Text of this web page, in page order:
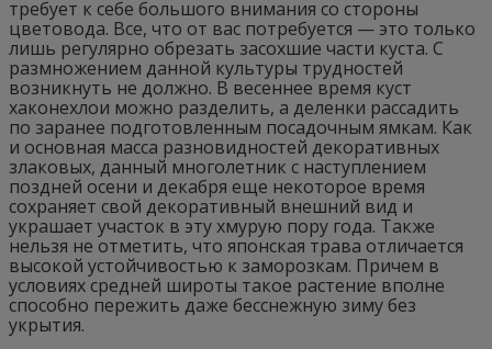
требует к себе большого внимания со стороны
цветовода. Все, что от вас потребуется — это только
лишь регулярно обрезать засохшие части куста. С
размножением данной культуры трудностей
возникнуть не должно. В весеннее время куст
хаконехлои можно разделить, а деленки рассадить
по заранее подготовленным посадочным ямкам. Как
и основная масса разновидностей декоративных
злаковых, данный многолетник с наступлением
поздней осени и декабря еще некоторое время
сохраняет свой декоративный внешний вид и
украшает участок в эту хмурую пору года. Также
нельзя не отметить, что японская трава отличается
высокой устойчивостью к заморозкам. Причем в
условиях средней широты такое растение вполне
способно пережить даже бесснежную зиму без
укрытия.